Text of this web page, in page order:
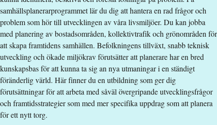
Förkunskapskrav
Grundläggande behörighet på grundnivå samt
Samhällskunskap 1b eller 1a1 och 1a2 samt Engelska 6 samt
Matematik 3b/3c eller Matematik C.
Alternativt
Grundläggande behörighet på grundnivå samt
Samhällskunskap nivå 1b eller nivå 1a2 samt Engelska nivå 2
samt Matematik fortsättning nivå 1b eller Matematik
samhällsplanerarprogrammet lär du dig att hantera en rad frågor och
problem som hör till utvecklingen av våra livsmiljöer. Du kan jobba
med planering av bostadsområden, kollektivtrafik och grönområden för
att skapa framtidens samhällen. Befolkningens tillväxt, snabb teknisk
utveckling och ökade miljökrav förutsätter att planerare har en bred
kunskapsbas för att kunna ta sig an nya utmaningar i en ständigt
föränderlig värld. Här finner du en utbildning som ger dig
förutsättningar för att arbeta med såväl övergripande utvecklingsfrågor
och framtidsstrategier som med mer specifika uppdrag som att planera
för ett nytt torg.